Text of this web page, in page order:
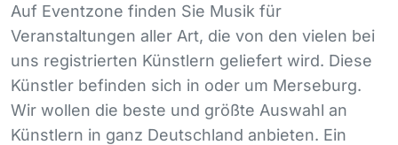
Auf Eventzone finden Sie Musik für
Veranstaltungen aller Art, die von den vielen bei
uns registrierten Künstlern geliefert wird. Diese
Künstler befinden sich in oder um Merseburg.
Wir wollen die beste und größte Auswahl an
Künstlern in ganz Deutschland anbieten. Ein